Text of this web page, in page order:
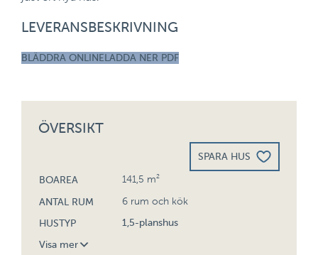
LEVERANSBESKRIVNING
BLÄDDRA ONLINELADDA NER PDF
ÖVERSIKT
SPARA HUS
BOAREA
141,5 m²
ANTAL RUM
6 rum och kök
HUSTYP
1,5-planshus
Visa mer